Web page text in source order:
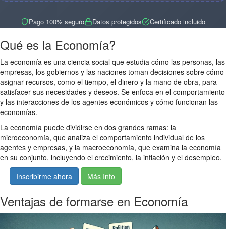
Pago 100% seguro Datos protegidos Certificado incluido
Qué es la Economía?
La economía es una ciencia social que estudia cómo las personas, las
empresas, los gobiernos y las naciones toman decisiones sobre cómo
asignar recursos, como el tiempo, el dinero y la mano de obra, para
satisfacer sus necesidades y deseos. Se enfoca en el comportamiento
y las interacciones de los agentes económicos y cómo funcionan las
economías.
La economía puede dividirse en dos grandes ramas: la
microeconomía, que analiza el comportamiento individual de los
agentes y empresas, y la macroeconomía, que examina la economía
en su conjunto, incluyendo el crecimiento, la inflación y el desempleo.
Inscribirme ahora
Más Info
Ventajas de formarse en Economía